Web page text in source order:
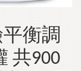
衡調
共900